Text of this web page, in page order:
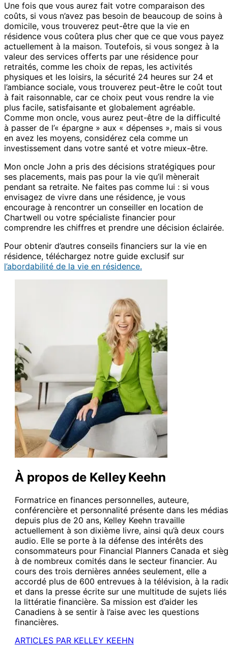
Une fois que vous aurez fait votre comparaison des
coûts, si vous n’avez pas besoin de beaucoup de soins à
domicile, vous trouverez peut-être que la vie en
résidence vous coûtera plus cher que ce que vous payez
actuellement à la maison. Toutefois, si vous songez à la
valeur des services offerts par une résidence pour
retraités, comme les choix de repas, les activités
physiques et les loisirs, la sécurité 24 heures sur 24 et
l’ambiance sociale, vous trouverez peut-être le coût tout
à fait raisonnable, car ce choix peut vous rendre la vie
plus facile, satisfaisante et globalement agréable.
Comme mon oncle, vous aurez peut-être de la difficulté
à passer de l’« épargne » aux « dépenses », mais si vous
en avez les moyens, considérez cela comme un
investissement dans votre santé et votre mieux-être.
Mon oncle John a pris des décisions stratégiques pour
ses placements, mais pas pour la vie qu’il mènerait
pendant sa retraite. Ne faites pas comme lui : si vous
envisagez de vivre dans une résidence, je vous
encourage à rencontrer un conseiller en location de
Chartwell ou votre spécialiste financier pour
comprendre les chiffres et prendre une décision éclairée.
Pour obtenir d’autres conseils financiers sur la vie en
résidence, téléchargez notre guide exclusif sur
l’abordabilité de la vie en résidence.
À propos de Kelley Keehn
Formatrice en finances personnelles, auteure,
conférencière et personnalité présente dans les médias
depuis plus de 20 ans, Kelley Keehn travaille
actuellement à son dixième livre, ainsi qu’à deux cours
audio. Elle se porte à la défense des intérêts des
consommateurs pour Financial Planners Canada et
à de nombreux comités dans le secteur financier. Au
cours des trois dernières années seulement, elle a
accordé plus de 600 entrevues à la télévision, à la
et dans la presse écrite sur une multitude de sujets liés
la littératie financière. Sa mission est d’aider les
Canadiens à se sentir à l’aise avec les questions
financières.
ARTICLES PAR KELLEY KEEHN